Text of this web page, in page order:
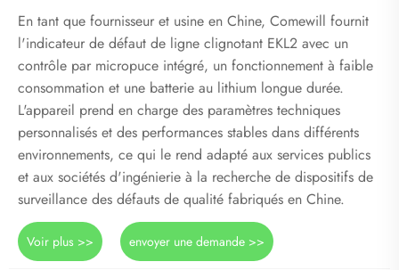
En tant que fournisseur et usine en Chine, Comewill fournit
l'indicateur de défaut de ligne clignotant EKL2 avec un
contrôle par micropuce intégré, un fonctionnement à faible
consommation et une batterie au lithium longue durée.
L'appareil prend en charge des paramètres techniques
personnalisés et des performances stables dans différents
environnements, ce qui le rend adapté aux services publics
et aux sociétés d'ingénierie à la recherche de dispositifs de
surveillance des défauts de qualité fabriqués en Chine.
Voir plus >> envoyer une demande >>